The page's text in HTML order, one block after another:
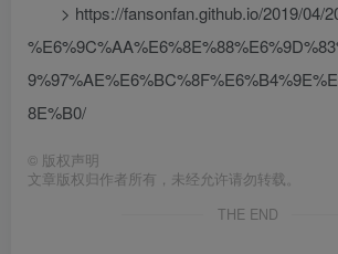
> https://fansonfan.github.io/2019/04/
8E%B0/
© 版权声明
文章版权归作者所有，未经允许请勿转载。
THE END